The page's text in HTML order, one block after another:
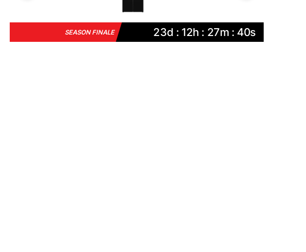
SEASON FINALE 23d : 12h : 27m : 40s